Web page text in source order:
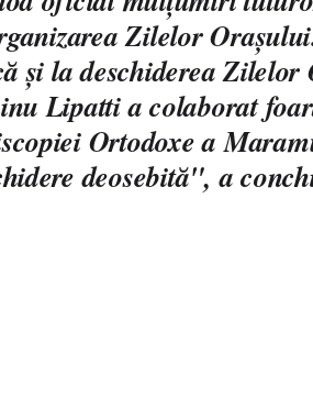
Zilelor
şi la deschiderea Zilelor
Lipatti a colaborat
Ortodoxe a
deosebită", a